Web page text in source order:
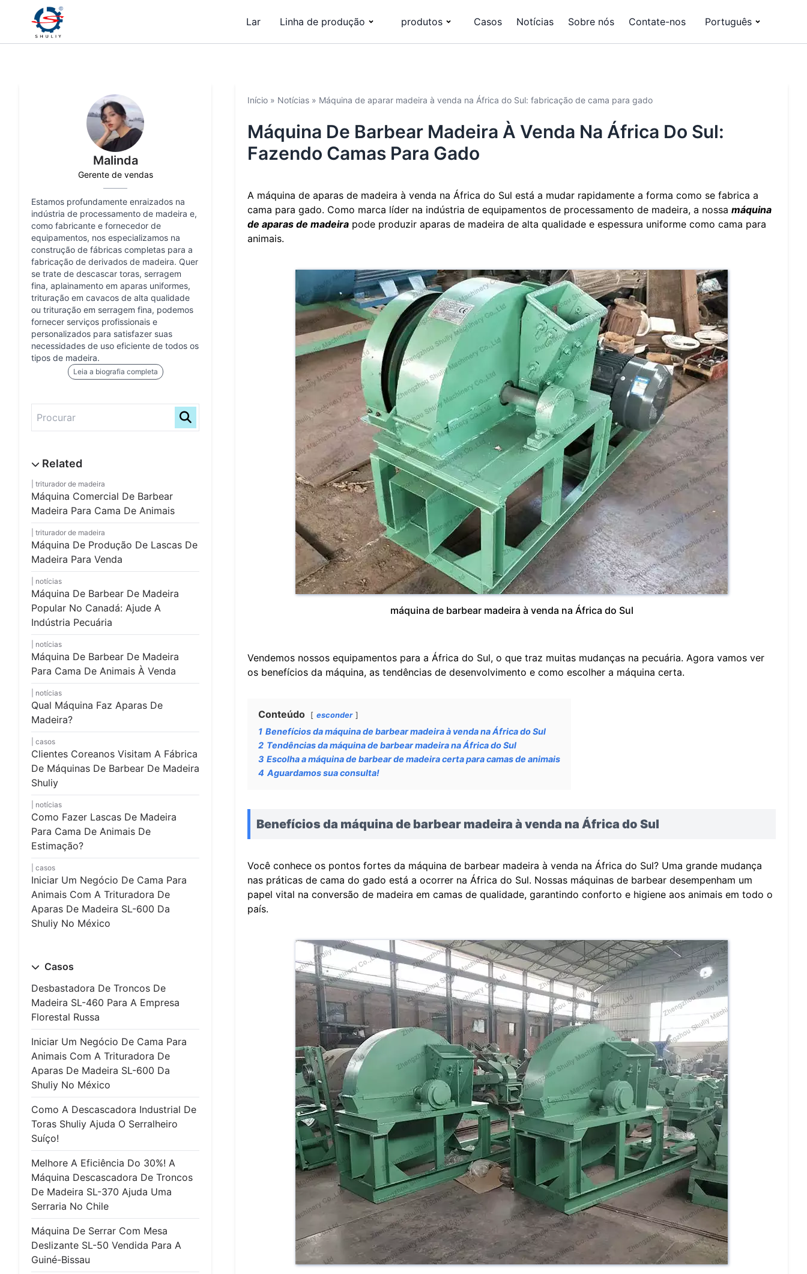
Lar Linha de produção produtos Casos Notícias Sobre nós Contate-nos Português
Malinda
Gerente de vendas
Estamos profundamente enraizados na
indústria de processamento de madeira e,
como fabricante e fornecedor de
equipamentos, nos especializamos na
construção de fábricas completas para a
fabricação de derivados de madeira. Quer
se trate de descascar toras, serragem
fina, aplainamento em aparas uniformes,
trituração em cavacos de alta qualidade
ou trituração em serragem fina, podemos
fornecer serviços profissionais e
personalizados para satisfazer suas
necessidades de uso eficiente de todos os
tipos de madeira.
Leia a biografia completa
triturador de madeira
Máquina Comercial De Barbear
Madeira Para Cama De Animais
triturador de madeira
Máquina De Produção De Lascas De
Madeira Para Venda
notícias
Máquina De Barbear De Madeira
Popular No Canadá: Ajude A
Indústria Pecuária
notícias
Máquina De Barbear De Madeira
Para Cama De Animais À Venda
notícias
Qual Máquina Faz Aparas De
Madeira?
casos
Clientes Coreanos Visitam A Fábrica
De Máquinas De Barbear De Madeira
Shuliy
notícias
Como Fazer Lascas De Madeira
Para Cama De Animais De
Estimação?
casos
Iniciar Um Negócio De Cama Para
Animais Com A Trituradora De
Aparas De Madeira SL-600 Da
Shuliy No México
Casos
Desbastadora De Troncos De
Madeira SL-460 Para A Empresa
Florestal Russa
Iniciar Um Negócio De Cama Para
Animais Com A Trituradora De
Aparas De Madeira SL-600 Da
Shuliy No México
Como A Descascadora Industrial De
Toras Shuliy Ajuda O Serralheiro
Suíço!
Melhore A Eficiência Do 30%! A
Máquina Descascadora De Troncos
De Madeira SL-370 Ajuda Uma
Serraria No Chile
Máquina De Serrar Com Mesa
Deslizante SL-50 Vendida Para A
Guiné-Bissau
Início » Notícias » Máquina de aparar madeira à venda na África do Sul: fabricação de cama para gado
Máquina De Barbear Madeira À Venda Na África Do Sul:
Fazendo Camas Para Gado
A máquina de aparas de madeira à venda na África do Sul está a mudar rapidamente a forma como se fabrica a
cama para gado. Como marca líder na indústria de equipamentos de processamento de madeira, a nossa máquina
de aparas de madeira pode produzir aparas de madeira de alta qualidade e espessura uniforme como cama para
animais.
máquina de barbear madeira à venda na África do Sul
Vendemos nossos equipamentos para a África do Sul, o que traz muitas mudanças na pecuária. Agora vamos ver
os benefícios da máquina, as tendências de desenvolvimento e como escolher a máquina certa.
Conteúdo esconder
1 Benefícios da máquina de barbear madeira à venda na África do Sul
2 Tendências da máquina de barbear madeira na África do Sul
3 Escolha a máquina de barbear de madeira certa para camas de animais
4 Aguardamos sua consulta!
Benefícios da máquina de barbear madeira à venda na África do Sul
Você conhece os pontos fortes da máquina de barbear madeira à venda na África do Sul? Uma grande mudança
nas práticas de cama do gado está a ocorrer na África do Sul. Nossas máquinas de barbear desempenham um
papel vital na conversão de madeira em camas de qualidade, garantindo conforto e higiene aos animais em todo o
país.